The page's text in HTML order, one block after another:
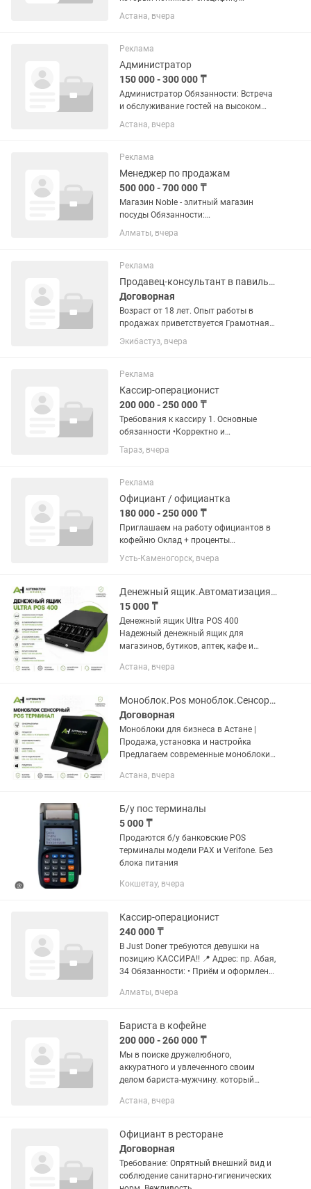
ресторанного бизнеса и умеет
поддерживать кассы, терминалы,
Астана, вчера
Реклама
Администратор
150 000 - 300 000 ₸
Администратор Обязанности: Встреча
и обслуживание гостей на высоком
уровне. Работа с программой iiko:
открытие и закрытие смены, кассовые
заказов и отчетов. Прием...
Астана, вчера
Реклама
Менеджер по продажам
500 000 - 700 000 ₸
Магазин Noble - элитный магазин
посуды Обязанности:
Консультирование клиентов и
презентация ассортимента. Продажи и
(от консультации до упаковки). Работа
с...
Алматы, вчера
Реклама
Продавец-консультант в павильон мороженого
Договорная
Возраст от 18 лет. Опыт работы в
продажах приветствуется Грамотная
речь, вежливость и
доброжелательность.
пунктуальность. Умение работать с
кассой, POS-терминалом или...
Экибастуз, вчера
Реклама
Кассир-операционист
200 000 - 250 000 ₸
Требования к кассиру 1. Основные
обязанности •Корректно и
своевременно проводить все кассовые
операции •Принимать наличный и
сдачу клиенту •Следить за порядком
и...
Тараз, вчера
Реклама
Официант / официантка
180 000 - 250 000 ₸
Приглашаем на работу официантов в
кофейню Оклад + проценты
Скользящий график З/п несколько раз
атмосферу для гостей, быстро...
Усть-Каменогорск, вчера
Денежный ящик.Автоматизация торговли.
15 000 ₸
Денежный ящик Ultra POS 400
Надежный денежный ящик для
магазинов, бутиков, аптек, кафе и
Характеристики: Металлический
Автоматическое открытие...
Астана, вчера
Моноблок.Pos моноблок.Сенсорный моноблок
Договорная
Моноблоки для бизнеса в Астане |
Продажа, установка и настройка
Предлагаем современные моноблоки
ресторанов и других предприятий.
Астана, вчера
Б/у пос терминалы
5 000 ₸
Продаются б/у банковские POS
терминалы модели PAX и Verifone. Без
блока питания
Кокшетау, вчера
Кассир-операционист
240 000 ₸
В Just Doner требуются девушки на
позицию КАССИРА!!️ 📍 Адрес: пр. Абая,
34 Обязанности: • Приём и оформление
системой • Приём наличной и
Алматы, вчера
Бариста в кофейне
200 000 - 260 000 ₸
Мы в поиске дружелюбного,
аккуратного и увлеченного своим
делом бариста-мужчину. который
создавать приятную атмосферу для
Приготовление...
Астана, вчера
Официант в ресторане
Договорная
Требование: Опрятный внешний вид и
соблюдение санитарно-гигиенических